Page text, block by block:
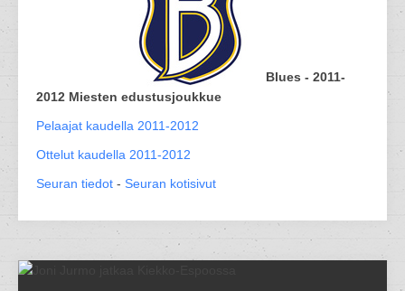
Blues - 2011-
2012 Miesten edustusjoukkue
Pelaajat kaudella 2011-2012
Ottelut kaudella 2011-2012
Seuran tiedot - Seuran kotisivut